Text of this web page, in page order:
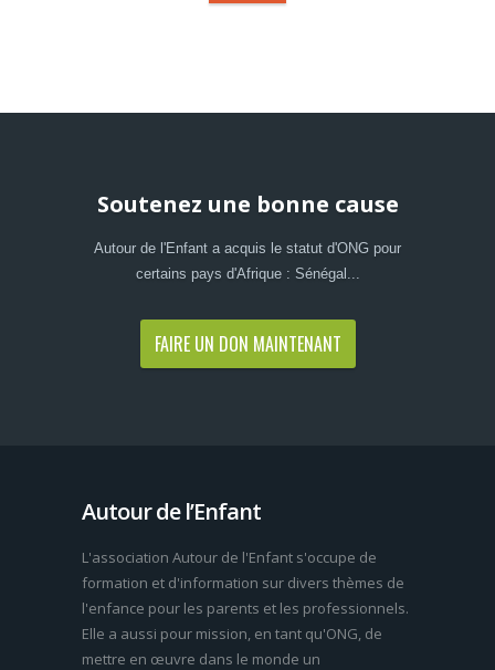
Soutenez une bonne cause
Autour de l'Enfant a acquis le statut d'ONG pour
certains pays d'Afrique : Sénégal...
FAIRE UN DON MAINTENANT
Autour de l’Enfant
L'association Autour de l'Enfant s'occupe de
formation et d'information sur divers thèmes de
l'enfance pour les parents et les professionnels.
Elle a aussi pour mission, en tant qu'ONG, de
mettre en œuvre dans le monde un